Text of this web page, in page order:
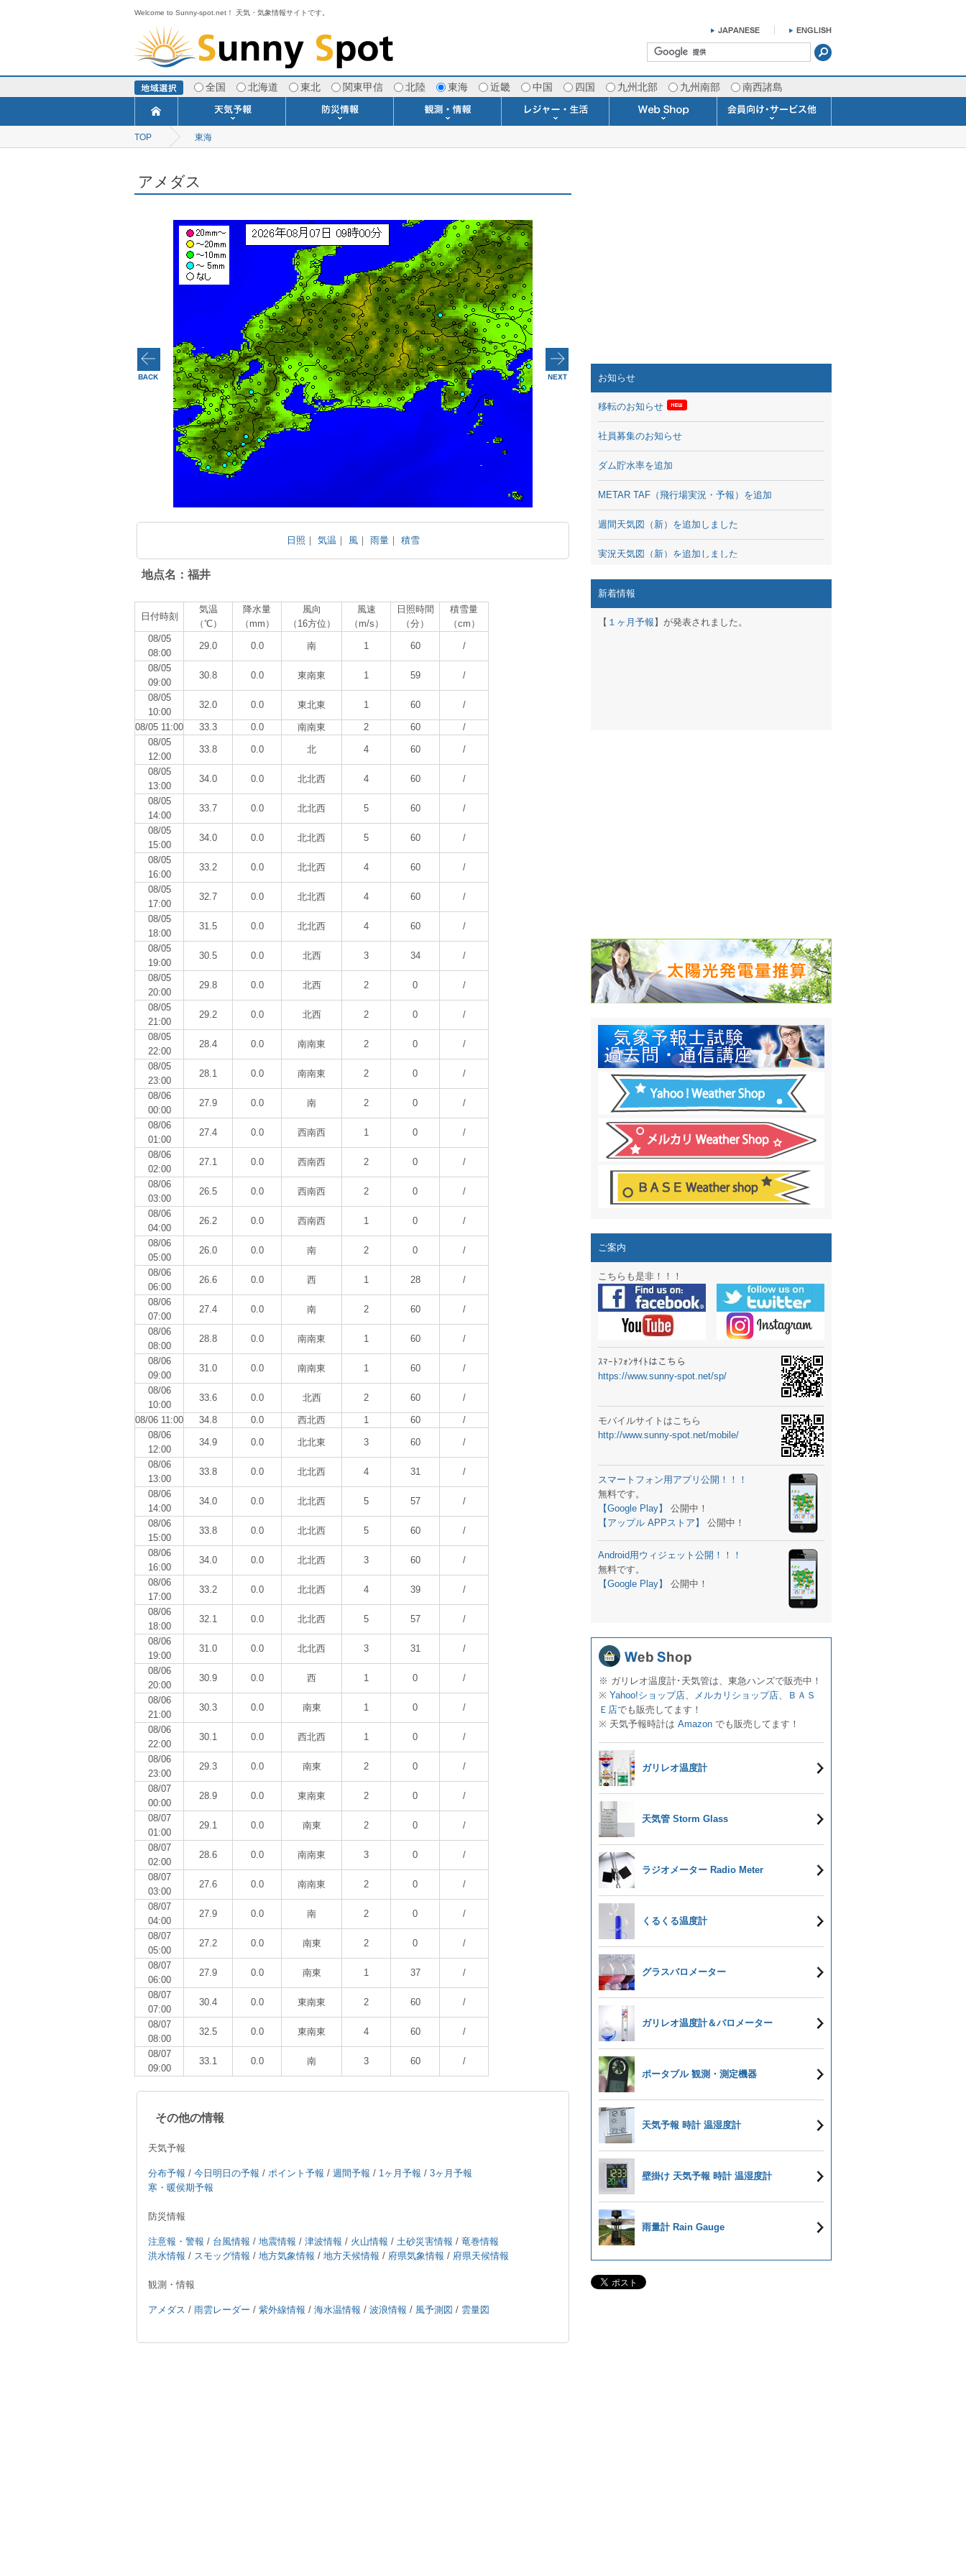
Welcome to Sunny-spot.net！ 天気・気象情報サイトです。
全国 北海道 東北 関東甲信 北陸 東海 近畿 中国 四国 九州北部 九州南部 南西諸島
今日明日の天気
ポイント予報
週間天気予報
寒・暖候期予報
TOP 東海
アメダス
日照 ｜ 気温 ｜ 風｜ 雨量｜ 積雪
地点名：福井
日付時刻
気温
（℃）
降水量
（mm）
風向
（16方位）
風速
（m/s）
日照時間
（分）
積雪量
（cm）
08/05
08:00
29.0 0.0 南 1 60 /
08/05
09:00
30.8 0.0 東南東 1 59 /
08/05
10:00
32.0 0.0 東北東 1 60 /
08/05 11:00 33.3 0.0 南南東 2 60
/
08/05
12:00
33.8 0.0 北 4 60 /
08/05
13:00
34.0 0.0 北北西 4 60 /
08/05
14:00
33.7 0.0 北北西 5 60 /
08/05
15:00
34.0 0.0 北北西 5 60 /
08/05
16:00
33.2 0.0 北北西 4 60 /
08/05
17:00
32.7 0.0 北北西 4 60 /
08/05
18:00
31.5 0.0 北北西 4 60 /
08/05
19:00
30.5 0.0 北西 3 34 /
08/05
20:00
29.8 0.0 北西 2 0 /
08/05
21:00
29.2 0.0 北西 2 0 /
08/05
22:00
28.4 0.0 南南東 2 0 /
08/05
23:00
28.1 0.0 南南東 2 0 /
08/06
00:00
27.9 0.0 南 2 0 /
08/06
01:00
27.4 0.0 西南西 1 0 /
08/06
02:00
27.1 0.0 西南西 2 0 /
08/06
03:00
26.5 0.0 西南西 2 0 /
08/06
04:00
26.2 0.0 西南西 1 0 /
08/06
05:00
26.0 0.0 南 2 0 /
08/06
06:00
26.6 0.0 西 1 28 /
08/06
07:00
27.4 0.0 南 2 60 /
08/06
08:00
28.8 0.0 南南東 1 60 /
08/06
09:00
31.0 0.0 南南東 1 60 /
08/06
10:00
33.6 0.0 北西 2 60 /
08/06 11:00 34.8 0.0 西北西 1 60
/
08/06
12:00
34.9 0.0 北北東 3 60 /
08/06
13:00
33.8 0.0 北北西 4 31 /
08/06
14:00
34.0 0.0 北北西 5 57 /
08/06
15:00
33.8 0.0 北北西 5 60 /
08/06
16:00
34.0 0.0 北北西 3 60 /
08/06
17:00
33.2 0.0 北北西 4 39 /
08/06
18:00
32.1 0.0 北北西 5 57 /
08/06
19:00
31.0 0.0 北北西 3 31 /
08/06
20:00
30.9 0.0 西 1 0 /
08/06
21:00
30.3 0.0 南東 1 0 /
08/06
22:00
30.1 0.0 西北西 1 0 /
08/06
23:00
29.3 0.0 南東 2 0 /
08/07
00:00
28.9 0.0 東南東 2 0 /
08/07
01:00
29.1 0.0 南東 2 0 /
08/07
02:00
28.6 0.0 南南東 3 0 /
08/07
03:00
27.6 0.0 南南東 2 0 /
08/07
04:00
27.9 0.0 南 2 0 /
08/07
05:00
27.2 0.0 南東 2 0 /
08/07
06:00
27.9 0.0 南東 1 37 /
08/07
07:00
30.4 0.0 東南東 2 60 /
08/07
08:00
32.5 0.0 東南東 4 60 /
08/07
09:00
33.1 0.0 南 3 60 /
その他の情報
天気予報
分布予報 / 今日明日の予報 / ポイント予報 / 週間予報 / 1ヶ月予報 / 3ヶ月予報
寒・暖侯期予報
防災情報
注意報・警報 / 台風情報 / 地震情報 / 津波情報 / 火山情報 / 土砂災害情報 / 竜巻情報
洪水情報 / スモッグ情報 / 地方気象情報 / 地方天候情報 / 府県気象情報 / 府県天候情報
観測・情報
アメダス / 雨雲レーダー / 紫外線情報 / 海水温情報 / 波浪情報 / 風予測図 / 雲量図
お知らせ
移転のお知らせ
社員募集のお知らせ
ダム貯水率を追加
METAR TAF（飛行場実況・予報）を追加
週間天気図（新）を追加しました
実況天気図（新）を追加しました
ｽﾏｰﾄﾌｫﾝ用のサイト作成！
結露 10日間予報オプション追加！
ガリレオ温度計&天気管新色登場！
HPリニューアル第２弾：本サイト Update!
HPリニューアル第１弾：英語ページOPEN
週間天気図&週間波浪図を10日に延長しました
太陽光発電量の推算はじめました
気象情報通知サービス「お天気見張り番」開始
週間波浪図追加しました。
予報士通信講座に解析ツール追加！！
専門天気図アーカイブ開始！！
スマートフォン アプリ バージョンアップ
ラジオメーターニュータイプ新登場！
スマートフォン ウィジェット公開
気象予報士スクールの御案内
弊社事務所を移転しました。
生物平年値 更新
予報士学習サイト OPEN！
専門天気図 追加
ラジオメーター輸入販売開始！
スマートフォン アプリ バージョンアップ
お天気パーツ 追加
新着情報
【 １ヶ月予報 】が発表されました。
ご案内
こちらも是非！！！
ｽﾏｰﾄﾌｫﾝｻｲﾄはこちら
https://www.sunny-spot.net/sp/
モバイルサイトはこちら
http://www.sunny-spot.net/mobile/
スマートフォン用アプリ公開！！！
無料です。
【Google Play】
公開中！
【アップル APPストア】
公開中！
Android用ウィジェット公開！！！
無料です。
【Google Play】
公開中！
※ ガリレオ温度計･天気管は、東急ハンズで販売中！
※ Yahoo!ショップ店、 メルカリショップ店、
ＢＡＳ
Ｅ店でも販売してます！
※ 天気予報時計は Amazon でも販売してます！
ガリレオ温度計
天気管 Storm Glass
ラジオメーター Radio Meter
くるくる温度計
グラスバロメーター
ガリレオ温度計＆バロメーター
ポータブル 観測・測定機器
天気予報 時計 温湿度計
壁掛け 天気予報 時計 温湿度計
雨量計 Rain Gauge